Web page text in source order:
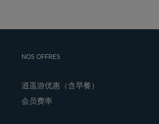
NOS OFFRES
逍遥游优惠（含早餐）
会员费率